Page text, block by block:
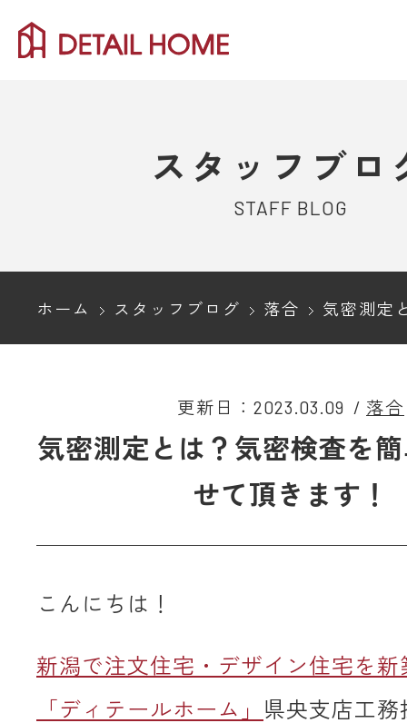
スタッフブロ
STAFF BLOG
ホーム スタッフブログ 落合 気密測定とは？気密
更新日：2023.03.09 / 落合
気密測定とは？気密検査を
せて頂きます！
こんにちは！
新潟で注文住宅・デザイン住宅を新
「ディテールホーム」 県央支店工